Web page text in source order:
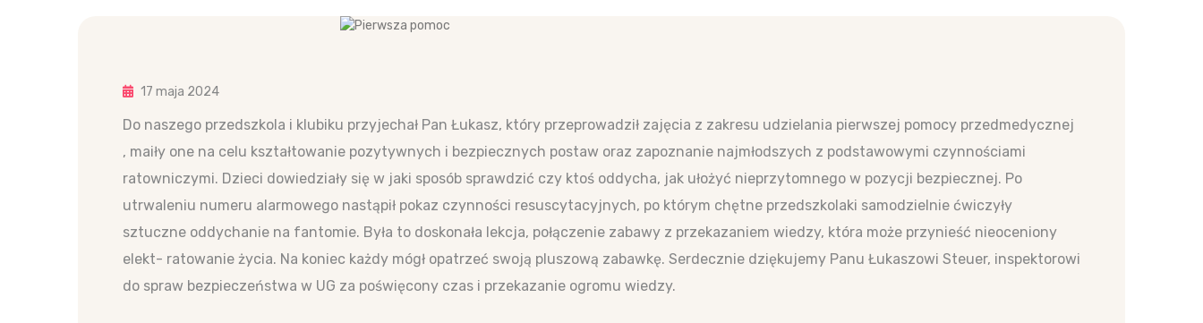
17 maja 2024
Do naszego przedszkola i klubiku przyjechał Pan Łukasz, który przeprowadził zajęcia z zakresu udzielania pierwszej pomocy przedmedycznej
, maiły one na celu kształtowanie pozytywnych i bezpiecznych postaw oraz zapoznanie najmłodszych z podstawowymi czynnościami
ratowniczymi. Dzieci dowiedziały się w jaki sposób sprawdzić czy ktoś oddycha, jak ułożyć nieprzytomnego w pozycji bezpiecznej. Po
utrwaleniu numeru alarmowego nastąpił pokaz czynności resuscytacyjnych, po którym chętne przedszkolaki samodzielnie ćwiczyły
sztuczne oddychanie na fantomie. Była to doskonała lekcja, połączenie zabawy z przekazaniem wiedzy, która może przynieść nieoceniony
elekt- ratowanie życia. Na koniec każdy mógł opatrzeć swoją pluszową zabawkę. Serdecznie dziękujemy Panu Łukaszowi Steuer, inspektorowi
do spraw bezpieczeństwa w UG za poświęcony czas i przekazanie ogromu wiedzy.